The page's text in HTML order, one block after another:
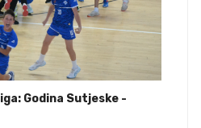
Godina Sutjeske -